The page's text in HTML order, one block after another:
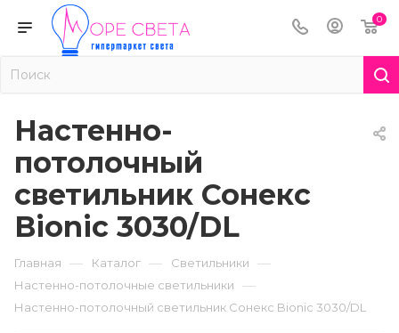
0
Настенно-
потолочный
светильник Сонекс
Bionic 3030/DL
Главная — Каталог — Светильники —
Настенно-потолочные светильники —
Настенно-потолочный светильник Сонекс Bionic 3030/DL